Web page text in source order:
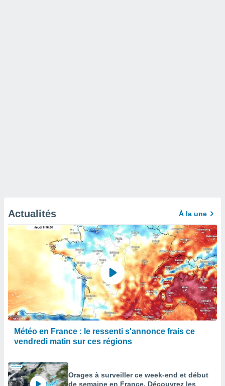
Actualités À la une
Météo en France : le ressenti s'annonce frais ce
vendredi matin sur ces régions
Orages à surveiller ce week-end et début
de semaine en France. Découvrez les